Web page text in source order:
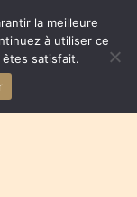
la meilleure
à utiliser ce
satisfait.